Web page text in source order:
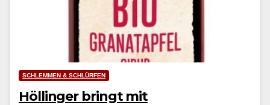
SCHLEMMEN & SCHLÜRFEN
Höllinger bringt mit